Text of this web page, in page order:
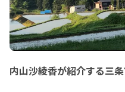
内山沙綾香が紹介する三